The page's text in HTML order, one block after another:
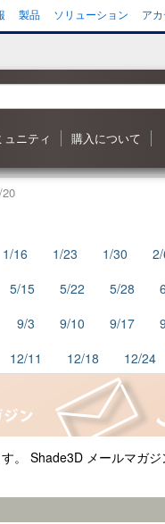
製品 ソリューション ア
スすか？
リアル
ラクタを作成
ュニティ
フォーラム
紹介・インタビュー
・コンテスト
ラリー
購入について
Shade3D 製品の
Shapeasy の購入
マジカルスケッチ
1/16 1/23 1/30
5/15 5/22 5/28
9/3 9/10 9/17
12/11 12/18 12/24
。 Shade3D メールマガ